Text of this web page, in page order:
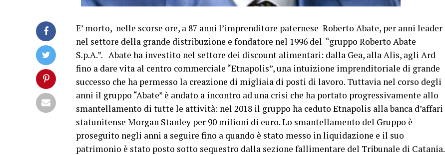
E’ morto, nelle scorse ore, a 87 anni l’imprenditore paternese Roberto Abate, per anni leader
nel settore della grande distribuzione e fondatore nel 1996 del “gruppo Roberto Abate
S.p.A.”. Abate ha investito nel settore dei discount alimentari: dalla Gea, alla Alis, agli Ard
fino a dare vita al centro commerciale “Etnapolis”, una intuizione imprenditoriale di grande
successo che ha permesso la creazione di migliaia di posti di lavoro. Tuttavia nel corso degli
anni il gruppo “Abate” è andato a incontro ad una crisi che ha portato progressivamente allo
smantellamento di tutte le attività: nel 2018 il gruppo ha ceduto Etnapolis alla banca d’affari
statunitense Morgan Stanley per 90 milioni di euro. Lo smantellamento del Gruppo è
proseguito negli anni a seguire fino a quando è stato messo in liquidazione e il suo
patrimonio è stato posto sotto sequestro dalla sezione fallimentare del Tribunale di Catania.